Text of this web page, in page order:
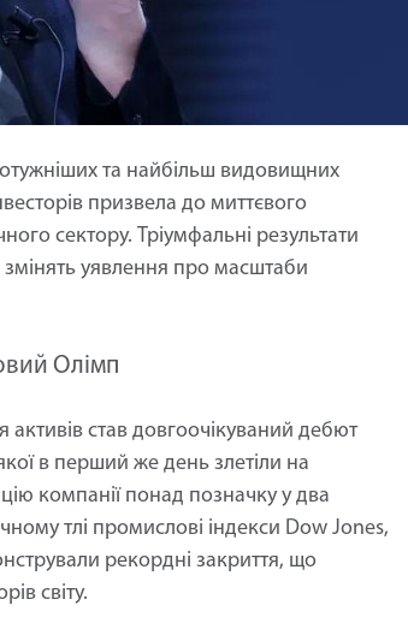
та найбільш видовищних
призвела до миттєвого
сектору. Тріумфальні результати
змінять уявлення про масштаби
Олімп
став довгоочікуваний дебют
в перший же день злетіли на
компанії понад позначку у два
тлі промислові індекси Dow Jones,
рекордні закриття, що
світу.